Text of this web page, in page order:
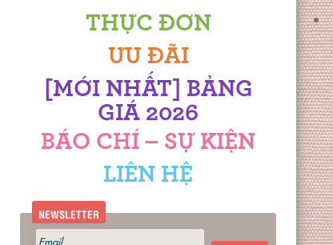
THỰC ĐƠN
ƯU ĐÃI
[MỚI NHẤT] BẢNG
GIÁ 2026
BÁO CHÍ – SỰ KIỆN
LIÊN HỆ
NEWSLETTER